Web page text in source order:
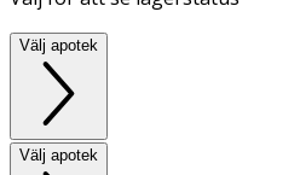
Välj apotek
Välj apotek